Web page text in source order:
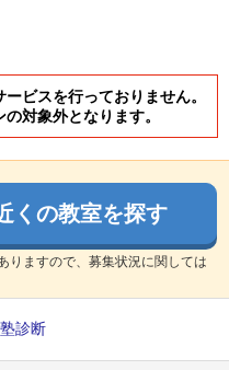
ビスを行っておりません。
対象外となります。
くの教室を探す
りますので、募集状況に関しては